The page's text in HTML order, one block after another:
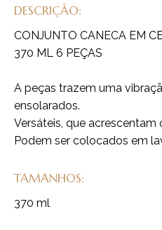
DESCRIÇÃO:
CONJUNTO CANECA EM
370 ML 6 PEÇAS
A peças trazem uma
ensolarados.
Versáteis, que acrescentam
Podem ser colocados em
TAMANHOS:
370 ml